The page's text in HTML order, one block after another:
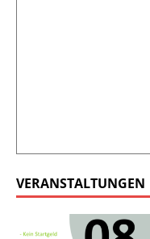
VERANSTALTUNGEN